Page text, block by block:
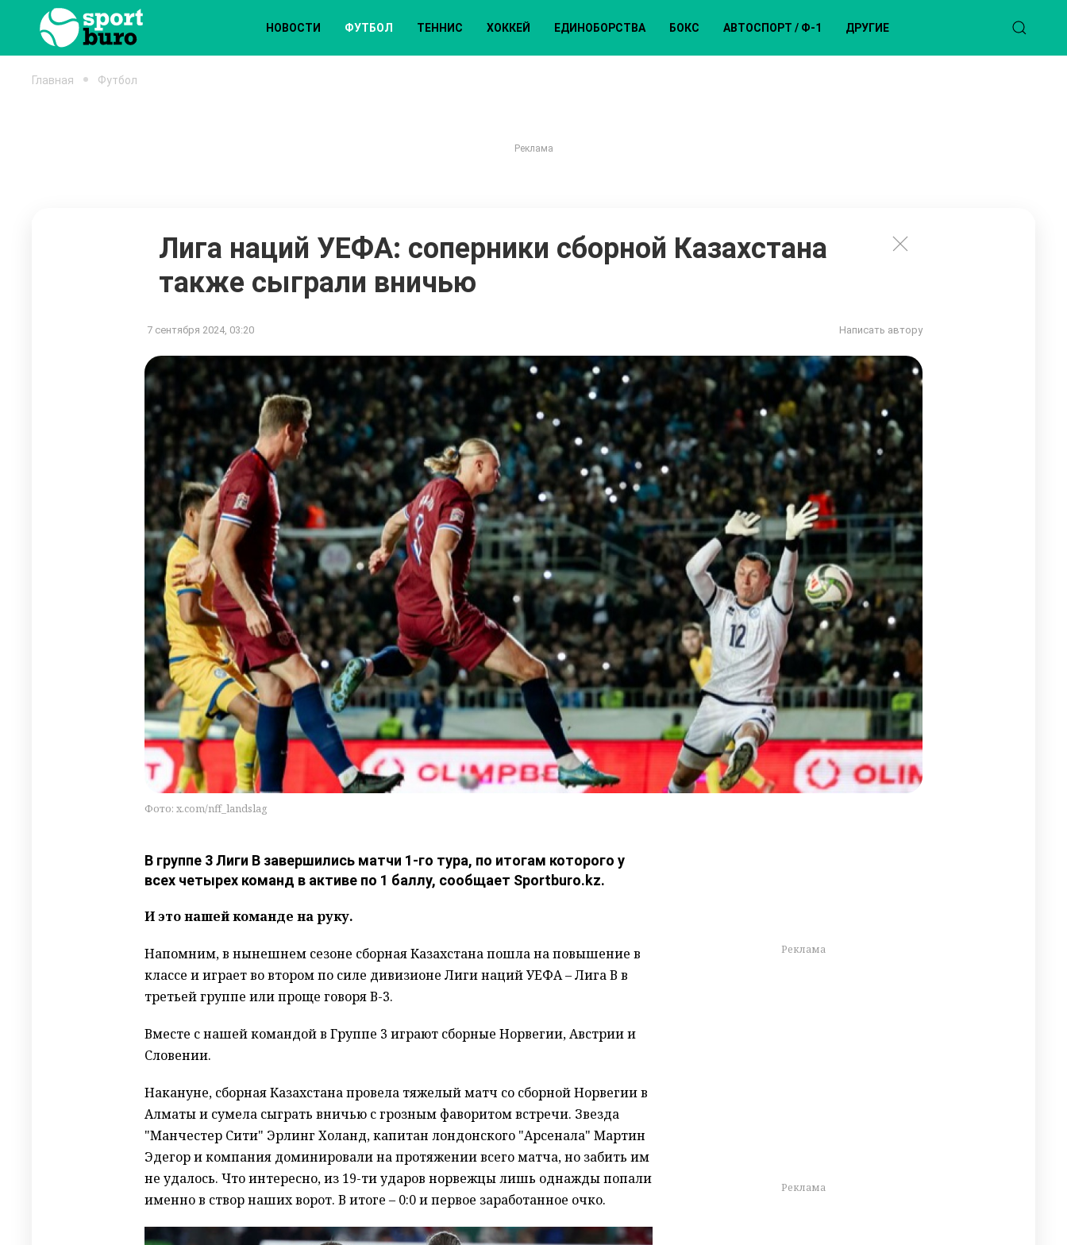
НОВОСТИ ФУТБОЛ ТЕННИС ХОККЕЙ ЕДИНОБОРСТВА БОКС АВТОСПОРТ / Ф-1 ДРУГИЕ
Главная Футбол
Лига наций УЕФА: соперники сборной Казахстана
также сыграли вничью
7 сентября 2024, 03:20 Написать автору
Фото: x.com/nff_landslag
В группе 3 Лиги В завершились матчи 1-го тура, по итогам которого у
всех четырех команд в активе по 1 баллу, сообщает Sportburo.kz.
И это нашей команде на руку.
Напомним, в нынешнем сезоне сборная Казахстана пошла на повышение в
классе и играет во втором по силе дивизионе Лиги наций УЕФА – Лига В в
третьей группе или проще говоря В-3.
Вместе с нашей командой в Группе 3 играют сборные Норвегии, Австрии и
Словении.
Накануне, сборная Казахстана провела тяжелый матч со сборной Норвегии в
Алматы и сумела сыграть вничью с грозным фаворитом встречи. Звезда
"Манчестер Сити" Эрлинг Холанд, капитан лондонского "Арсенала" Мартин
Эдегор и компания доминировали на протяжении всего матча, но забить им
не удалось. Что интересно, из 19-ти ударов норвежцы лишь однажды попали
именно в створ наших ворот. В итоге – 0:0 и первое заработанное очко.